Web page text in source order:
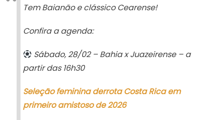
Tem Baianão e clássico Cearense!
Confira a agenda:
Sábado, 28/02 – Bahia x Juazeirense – a
partir das 16h30
Seleção feminina derrota Costa Rica em
primeiro amistoso de 2026